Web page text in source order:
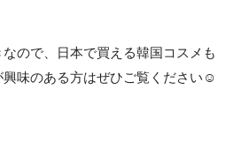
ので、日本で買える韓国コスメも
興味のある方はぜひご覧ください☺️